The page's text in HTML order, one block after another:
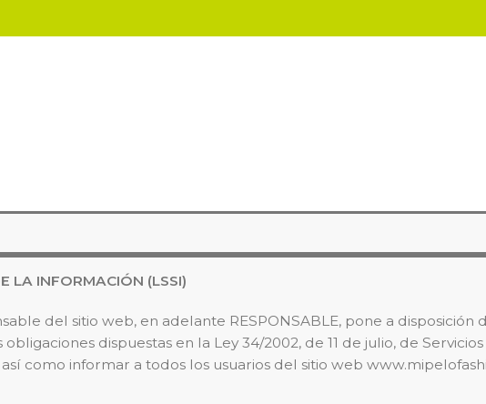
LA INFORMACIÓN (LSSI)
del sitio web, en adelante RESPONSABLE, pone a
dispuestas en la Ley 34/2002, de 11 de julio, de
así como informar a todos los usuarios del sitio web